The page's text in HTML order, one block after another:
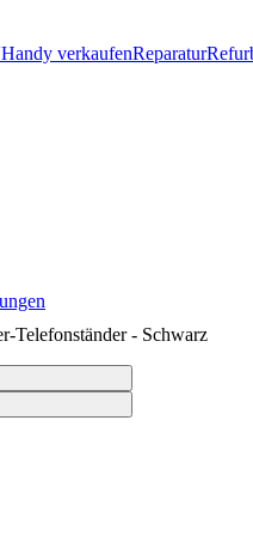
Handy verkaufenReparatur
Telefonständer - Schwarz